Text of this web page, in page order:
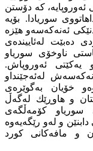
ئەوروپایە، كە دۆستن
سوریادا. بۆیە
ئەنەكەسەو هێزە
دەبێت لەئاییندەی
ناوخۆی سوریاو
یەكێتی ئەوروپاش.
لەئەجێنداو
خۆیان بەگوێرەی
و هاوڕێك لەگەڵ
سوریاو كۆمەڵگەی
دابنێن و لەو رێگەیەوە
و مافەكانی كورد